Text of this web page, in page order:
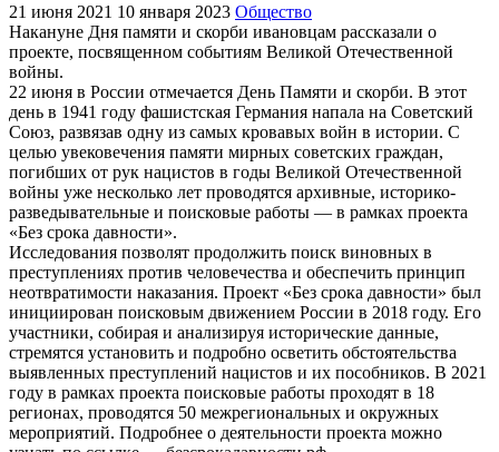
21 июня 2021 10 января 2023 Общество
Накануне Дня памяти и скорби ивановцам рассказали о
проекте, посвященном событиям Великой Отечественной
войны.
22 июня в России отмечается День Памяти и скорби. В этот
день в 1941 году фашистская Германия напала на Советский
Союз, развязав одну из самых кровавых войн в истории. С
целью увековечения памяти мирных советских граждан,
погибших от рук нацистов в годы Великой Отечественной
войны уже несколько лет проводятся архивные, историко-
разведывательные и поисковые работы — в рамках проекта
«Без срока давности».
Исследования позволят продолжить поиск виновных в
преступлениях против человечества и обеспечить принцип
неотвратимости наказания. Проект «Без срока давности» был
инициирован поисковым движением России в 2018 году. Его
участники, собирая и анализируя исторические данные,
стремятся установить и подробно осветить обстоятельства
выявленных преступлений нацистов и их пособников. В 2021
году в рамках проекта поисковые работы проходят в 18
регионах, проводятся 50 межрегиональных и окружных
мероприятий. Подробнее о деятельности проекта можно